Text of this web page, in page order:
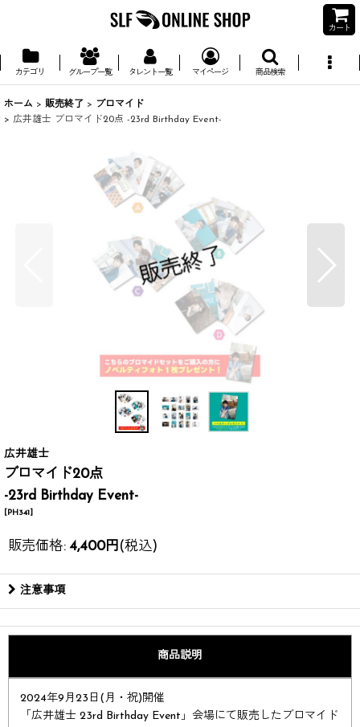
カート
カテゴリ グループ一覧 タレント一覧 マイページ 商品検索
ホーム > 販売終了 > ブロマイド
> 広井雄士 ブロマイド20点 -23rd Birthday Event-
広井雄士
ブロマイド20点
-23rd Birthday Event-
[PH341]
販売価格: 4,400円 (税込)
注意事項
商品説明
2024年9月23日(月・祝)開催
「広井雄士 23rd Birthday Event」会場にて販売したブロマイド